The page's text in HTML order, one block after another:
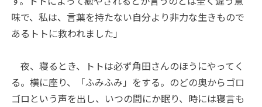
味で、私は、言葉を持たない自分より非力な生きもので
あるトトに救われました」
夜、寝るとき、トトは必ず角田さんのほうにやってく
る。横に座り、「ふみふみ」をする。のどの奥からゴロ
ゴロという声を出し、いつの間にか眠り、時には寝言も